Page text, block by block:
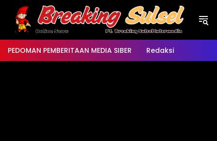
Langsung
konten
PEDOMAN PEMBERITAAN MEDIA SIBER Redaksi